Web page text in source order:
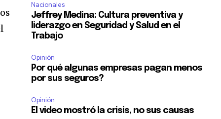
Nacionales
Jeffrey Medina: Cultura preventiva y
liderazgo en Seguridad y Salud en el
Trabajo
Opinión
Por qué algunas empresas pagan menos
por sus seguros?
Opinión
El video mostró la crisis, no sus causas